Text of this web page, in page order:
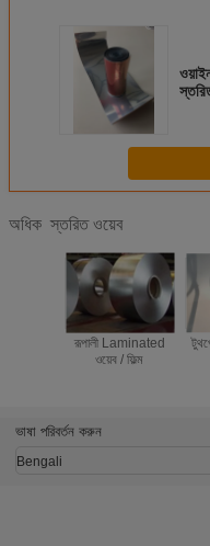
অধিক স্তরিত ওয়েব
রূপালী Laminated
ওয়েব / ফিল্ম
ভাষা পরিবর্তন করুন
Bengali